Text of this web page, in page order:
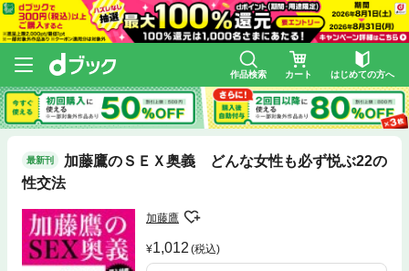
作品検索 カート はじめての方へ
最新刊
加藤鷹のＳＥＸ奥義 どんな女性も必ず悦ぶ22の
性交法
加藤鷹
1,012 (税込)